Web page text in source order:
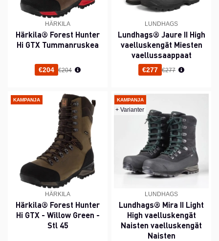
HÄRKILA
Härkila® Forest Hunter
Hi GTX Tummanruskea
€204 Normaali hinta
€204
LUNDHAGS
Lundhags® Jaure II High
vaelluskengät Miesten
vaellussaappaat
€277 Normaali hinta
€277
KAMPANJA
HÄRKILA
Härkila® Forest Hunter
Hi GTX - Willow Green -
Stl 45
KAMPANJA
+ Varianter
LUNDHAGS
Lundhags® Mira II Light
High vaelluskengät
Naisten vaelluskengät
Naisten